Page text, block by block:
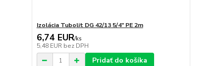
Izolácia Tubolit DG 42/13 5/4" PE 2m
6,74 EUR/ks
5,48 EUR bez DPH
Pridať do košíka